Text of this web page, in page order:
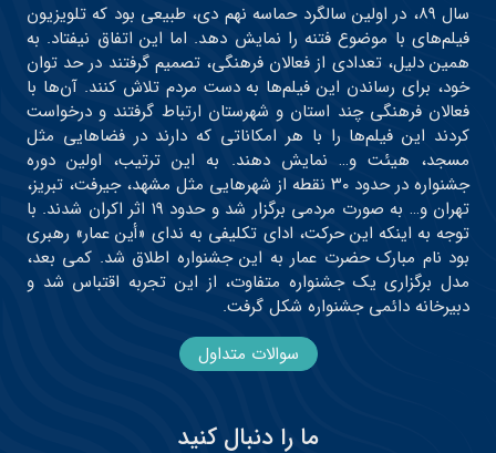
سال ۸۹، در اولین سالگرد حماسه نهم دی، طبیعی بود که تلویزیون
فیلم‌های با موضوع فتنه را نمایش دهد. اما این اتفاق نیفتاد. به
همین دلیل، تعدادی از فعالان فرهنگی، تصمیم گرفتند در حد توان
خود، برای رساندن این فیلم‌ها به دست مردم تلاش کنند. آن‌ها با
فعالان فرهنگی چند استان و شهرستان ارتباط گرفتند و درخواست
کردند این فیلم‌ها را با هر امکاناتی که دارند در فضاهایی مثل
مسجد، هیئت و… نمایش دهند. به این ترتیب، اولین دوره
جشنواره در حدود ۳۰ نقطه از شهرهایی مثل مشهد، جیرفت، تبریز،
تهران و… به صورت مردمی برگزار شد و حدود ۱۹ اثر اکران شدند. با
توجه به اینکه این حرکت، ادای تکلیفی به ندای «أین عمار» رهبری
بود نام مبارک حضرت عمار به این جشنواره اطلاق شد. کمی بعد،
مدل برگزاری یک جشنواره متفاوت، از این تجربه اقتباس شد و
دبیرخانه دائمی جشنواره شکل گرفت.
سوالات متداول
ما را دنبال کنید